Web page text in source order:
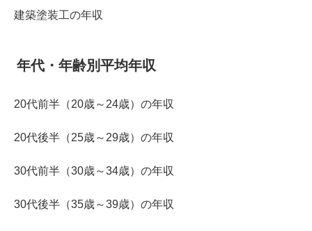
建築塗装工の年収
年代・年齢別平均年収
20代前半（20歳～24歳）の年収
20代後半（25歳～29歳）の年収
30代前半（30歳～34歳）の年収
30代後半（35歳～39歳）の年収